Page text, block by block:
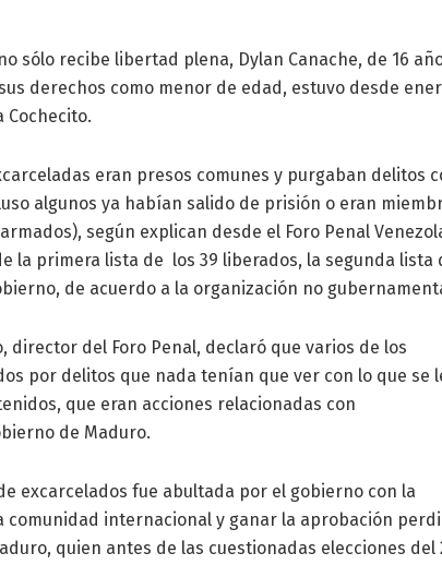
sólo recibe libertad plena, Dylan Canache, de 16
derechos como menor de edad, estuvo desde
Cochecito.
eran presos comunes y purgaban delitos
algunos ya habían salido de prisión o eran
según explican desde el Foro Penal
la primera lista de los 39 liberados, la segunda lista
de acuerdo a la organización no
director del Foro Penal, declaró que varios de los
por delitos que nada tenían que ver con lo que se
que eran acciones relacionadas con
de Maduro.
excarcelados fue abultada por el gobierno con la
internacional y ganar la aprobación
quien antes de las cuestionadas elecciones del